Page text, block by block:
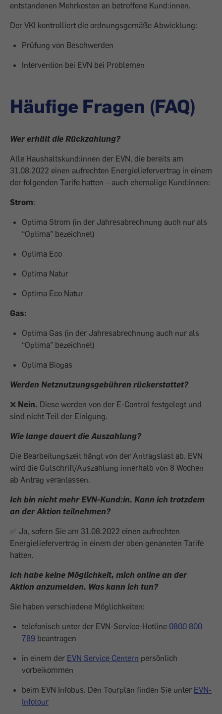
entstandenen Mehrkosten an betroffene Kund:innen.
Der VKI kontrolliert die ordnungsgemäße Abwicklung:
Prüfung von Beschwerden
Intervention bei EVN bei Problemen
Häufige Fragen (FAQ)
Wer erhält die Rückzahlung?
Alle Haushaltskund:innen der EVN, die bereits am
31.08.2022 einen aufrechten Energieliefervertrag in einem
der folgenden Tarife hatten – auch ehemalige Kund:innen:
Strom:
Optima Strom (in der Jahresabrechnung auch nur als
“Optima” bezeichnet)
Optima Eco
Optima Natur
Optima Eco Natur
Gas:
Optima Gas (in der Jahresabrechnung auch nur als
“Optima” bezeichnet)
Optima Biogas
Werden Netznutzungsgebühren rückerstattet?
❌ Nein. Diese werden von der E-Control festgelegt und
sind nicht Teil der Einigung.
Wie lange dauert die Auszahlung?
Die Bearbeitungszeit hängt von der Antragslast ab. EVN
wird die Gutschrift/Auszahlung innerhalb von 8 Wochen
ab Antrag veranlassen.
Ich bin nicht mehr EVN-Kund:in. Kann ich trotzdem
an der Aktion teilnehmen?
✅ Ja, sofern Sie am 31.08.2022 einen aufrechten
Energieliefervertrag in einem der oben genannten Tarife
hatten.
Ich habe keine Möglichkeit, mich online an der
Aktion anzumelden. Was kann ich tun?
Sie haben verschiedene Möglichkeiten:
telefonisch unter der EVN-Service-Hotline 0800 800
789 beantragen
in einem der EVN Service Centern persönlich
vorbeikommen
beim EVN Infobus. Den Tourplan finden Sie unter EVN-
Infotour